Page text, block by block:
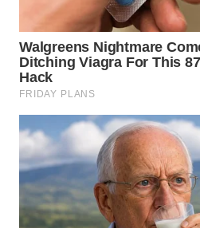
WN
BALI
WN
KALBAR
WN
KALTENG
WN
KALTARA